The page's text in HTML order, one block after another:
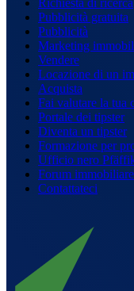
Pubblicità gratuita
Pubblicità
Marketing
Vendere
Locazione di un
Acquista
Fai valutare la tua
Portale dei tipster
Diventa un tipster
Formazione per
Ufficio nero
Forum immobiliare
Contattateci